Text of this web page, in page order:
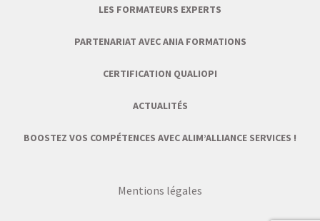
LES FORMATEURS EXPERTS
PARTENARIAT AVEC ANIA FORMATIONS
CERTIFICATION QUALIOPI
ACTUALITÉS
BOOSTEZ VOS COMPÉTENCES AVEC ALIM’ALLIANCE SERVICES !
Mentions légales